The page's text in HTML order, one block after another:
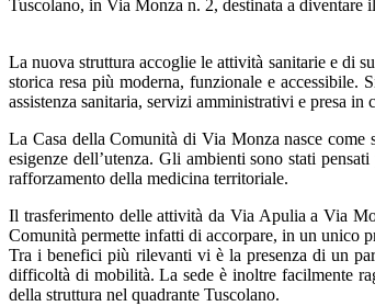
Tuscolano, in Via Monza n. 2, destinata a
La nuova struttura accoglie le attività sanitarie e di
storica resa più moderna, funzionale e accessibile.
assistenza sanitaria, servizi amministrativi e presa in
La Casa della Comunità di Via Monza nasce
esigenze dell’utenza. Gli ambienti sono stati
rafforzamento della medicina territoriale.
Il trasferimento delle attività da Via Apulia a Via
Comunità permette infatti di accorpare, in un unico
Tra i benefici più rilevanti vi è la presenza di un
difficoltà di mobilità. La sede è inoltre facilmente
della struttura nel quadrante Tuscolano.